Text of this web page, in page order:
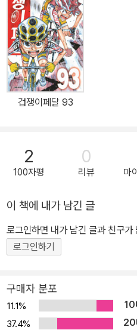
겁쟁이페달 93
2
100자평
0
리뷰 마
이 책에 내가 남긴 글
로그인하면 내가 남긴 글과 친구
로그인하기
구매자 분포
11.1% 10
37.4%
20